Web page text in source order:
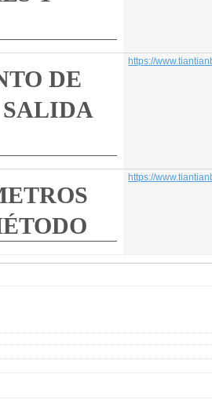
https://www.tiantianblog.com/abyssinian-cat/
https://www.tiantianblog.com/abyssinian-cat/